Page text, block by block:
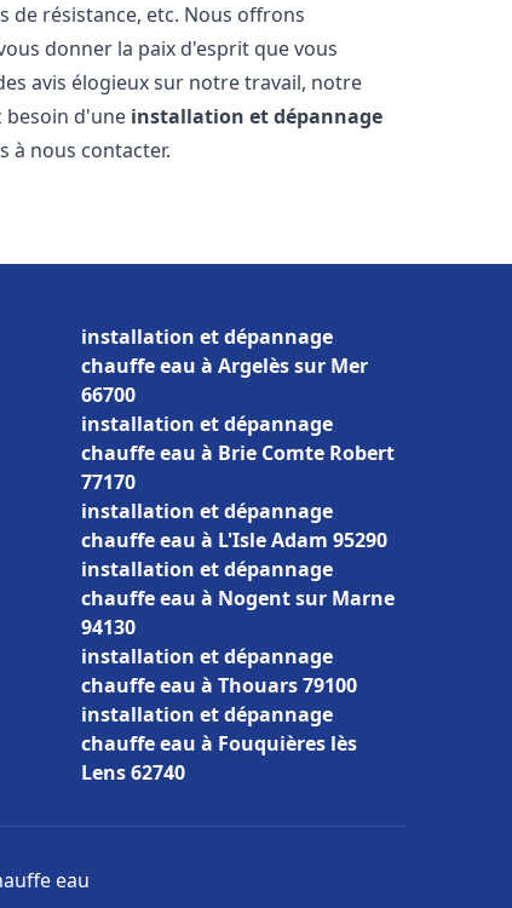
de résistance, etc. Nous offrons
donner la paix d'esprit que vous
avis élogieux sur notre travail, notre
besoin d'une installation et dépannage
à nous contacter.
installation et dépannage
chauffe eau à Argelès sur Mer
66700
installation et dépannage
chauffe eau à Brie Comte Robert
77170
installation et dépannage
chauffe eau à L'Isle Adam 95290
installation et dépannage
chauffe eau à Nogent sur Marne
94130
installation et dépannage
chauffe eau à Thouars 79100
installation et dépannage
chauffe eau à Fouquières lès
Lens 62740
eau